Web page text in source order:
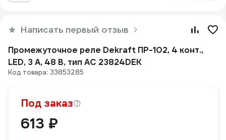
Написать первый отзыв
Промежуточное реле Dekraft ПР-102, 4 конт.,
LED, 3 А, 48 В, тип AC 23824DEK
Код товара: 33853285
Под заказ
613 ₽